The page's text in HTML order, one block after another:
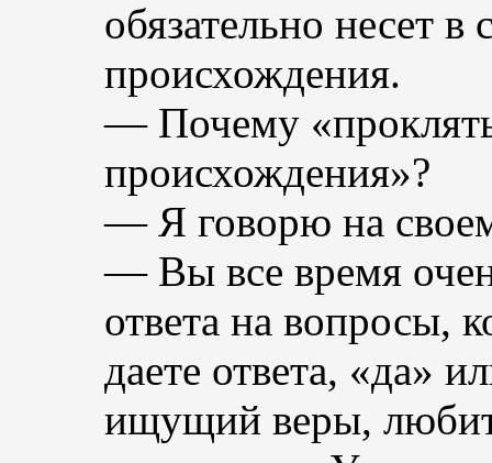
обязательно несет в
происхождения.
— Почему
происхождения»?
— Я говорю на
— Вы все время
ответа на вопросы,
даете ответа, «да»
ищущий веры, любит